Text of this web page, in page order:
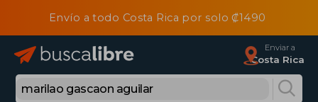
Envío a todo Costa Rica por solo ₡1490
Enviar a
Costa Rica